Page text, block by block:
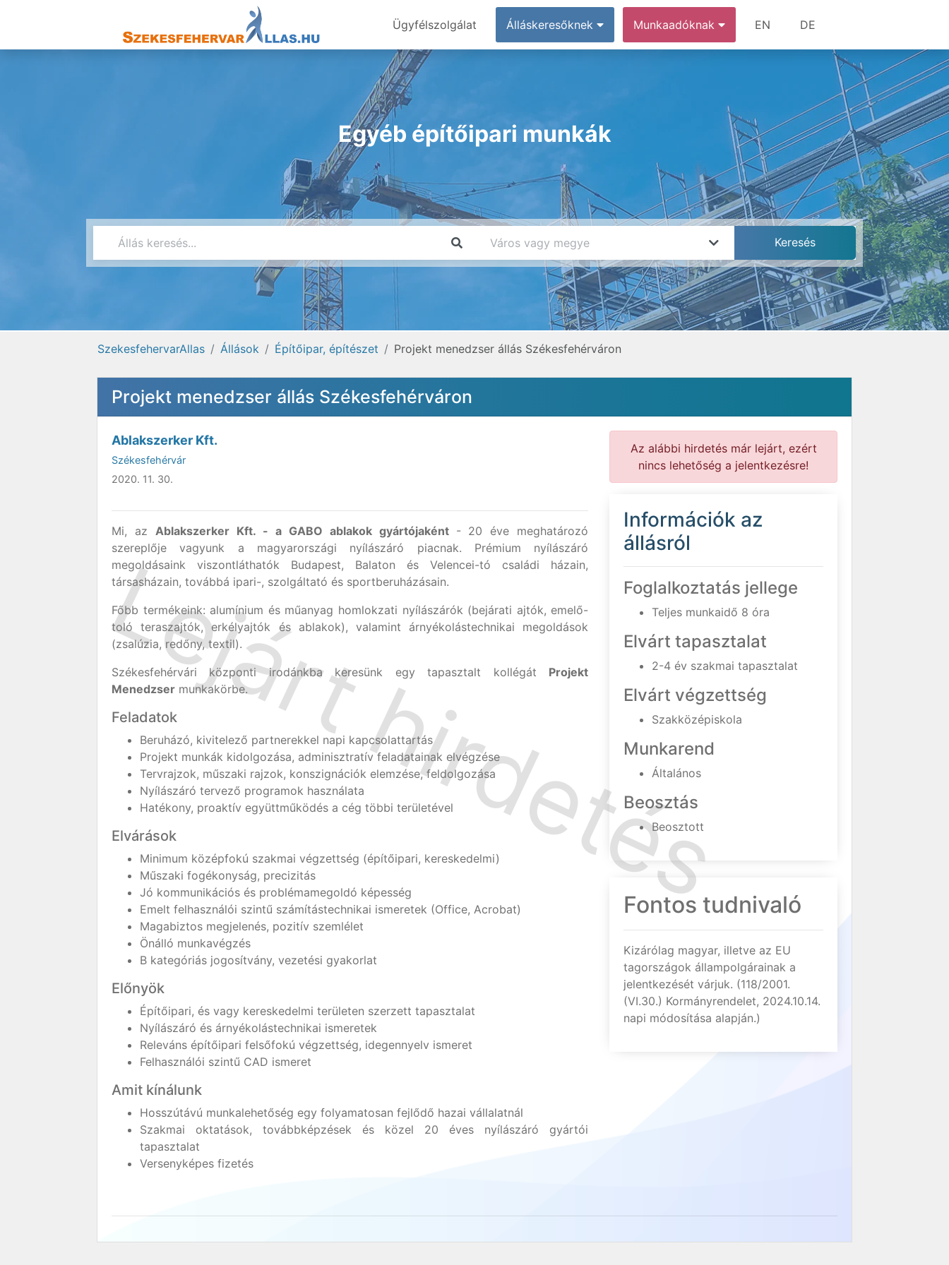
Ügyfélszolgálat Álláskeresőknek Munkaadóknak EN DE
Egyéb építőipari munkák
SzekesfehervarAllas Állások Építőipar, építészet Projekt menedzser állás Székesfehérváron
Projekt menedzser állás Székesfehérváron
Ablakszerker Kft.
Székesfehérvár
2020. 11. 30.
Mi, az Ablakszerker Kft. - a GABO ablakok gyártójaként - 20 éve meghatározó
szereplője vagyunk a magyarországi nyílászáró piacnak. Prémium nyílászáró
megoldásaink viszontláthatók Budapest, Balaton és Velencei-tó családi házain,
társasházain, továbbá ipari-, szolgáltató és sportberuházásain.
Főbb termékeink: alumínium és műanyag homlokzati nyílászárók (bejárati ajtók, emelő-
toló teraszajtók, erkélyajtók és ablakok), valamint árnyékolástechnikai megoldások
(zsalúzia, redőny, textil).
Székesfehérvári központi irodánkba keresünk egy tapasztalt kollégát Projekt
Menedzser munkakörbe.
Feladatok
Beruházó, kivitelező partnerekkel napi kapcsolattartás
Projekt munkák kidolgozása, adminisztratív feladatainak elvégzése
Tervrajzok, műszaki rajzok, konszignációk elemzése, feldolgozása
Nyílászáró tervező programok használata
Hatékony, proaktív együttműködés a cég többi területével
Elvárások
Minimum középfokú szakmai végzettség (építőipari, kereskedelmi)
Műszaki fogékonyság, precizitás
Jó kommunikációs és problémamegoldó képesség
Emelt felhasználói szintű számítástechnikai ismeretek (Office, Acrobat)
Magabiztos megjelenés, pozitív szemlélet
Önálló munkavégzés
B kategóriás jogosítvány, vezetési gyakorlat
Előnyök
Építőipari, és vagy kereskedelmi területen szerzett tapasztalat
Nyílászáró és árnyékolástechnikai ismeretek
Releváns építőipari felsőfokú végzettség, idegennyelv ismeret
Felhasználói szintű CAD ismeret
Amit kínálunk
Hosszútávú munkalehetőség egy folyamatosan fejlődő hazai vállalatnál
Szakmai oktatások, továbbképzések és közel 20 éves nyílászáró gyártói
tapasztalat
Versenyképes fizetés
Az alábbi hirdetés már lejárt, ezért
nincs lehetőség a jelentkezésre!
Információk az
állásról
Foglalkoztatás jellege
Teljes munkaidő 8 óra
Elvárt tapasztalat
2-4 év szakmai tapasztalat
Elvárt végzettség
Szakközépiskola
Munkarend
Általános
Beosztás
Beosztott
Fontos tudnivaló
Kizárólag magyar, illetve az EU
tagországok állampolgárainak a
jelentkezését várjuk. (118/2001.
(VI.30.) Kormányrendelet, 2024.10.14.
napi módosítása alapján.)